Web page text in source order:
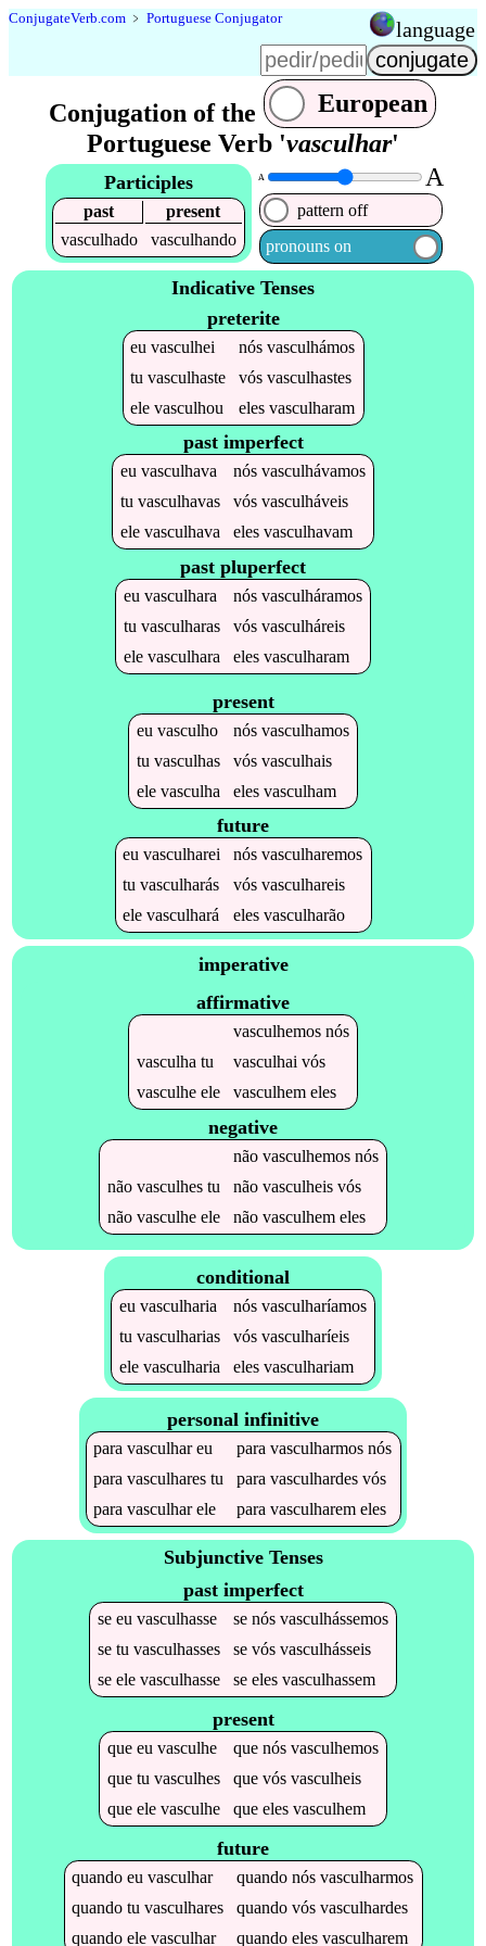
ConjugateVerb.com ﹥ Portuguese Conjugator language
Conjugation of the
European
Portuguese Verb 'vasculhar'
Participles
past
present
vasculhado
vasculhando
A A
pattern off
pronouns on
Indicative Tenses
preterite
euvasculhei nósvasculhámos
tuvasculhaste vósvasculhastes
elevasculhou elesvasculharam
past imperfect
eu vasculhava nós vasculhávamos
tu vasculhavas vós vasculháveis
ele vasculhava eles vasculhavam
past pluperfect
eu vasculhara nós vasculháramos
tu vasculharas vós vasculháreis
ele vasculhara eles vasculharam
present
eu vasculho nós vasculhamos
tu vasculhas vós vasculhais
ele vasculha eles vasculham
future
euvasculharei nósvasculharemos
tuvasculharás vósvasculhareis
elevasculhará elesvasculharão
imperative
affirmative
vasculhemosnós
vasculha tu vasculhai vós
vasculheele vasculhemeles
negative
não vasculhemosnós
não vasculhestu não vasculheisvós
não vasculheele não vasculhemeles
conditional
eu vasculharia nós vasculharíamos
tu vasculharias vós vasculharíeis
ele vasculharia eles vasculhariam
personal infinitive
paravasculhareu paravasculharmos nós
paravasculhares tu paravasculhardes vós
paravasculharele paravasculharem eles
Subjunctive Tenses
past imperfect
se eu vasculhasse se nós vasculhássemos
se tu vasculhasses se vós vasculhásseis
se ele vasculhasse se eles vasculhassem
present
que eu vasculhe que nós vasculhemos
que tu vasculhes que vós vasculheis
que ele vasculhe que eles vasculhem
future
quandoeuvasculhar quandonósvasculharmos
quandotuvasculhares quandovósvasculhardes
quandoelevasculhar quandoelesvasculharem